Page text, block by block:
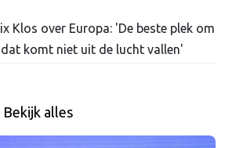
Klos over Europa: 'De beste plek om
komt niet uit de lucht vallen'
Bekijk alles